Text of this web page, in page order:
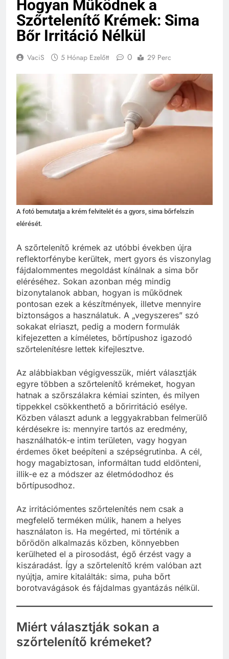
Hogyan Működnek a
Szőrtelenítő Krémek: Sima
Bőr Irritáció Nélkül
VaciS 5 Hónap Ezelőtt 0 29 Perc
A fotó bemutatja a krém felvitelét és a gyors, sima bőrfelszín
elérését.
A szőrtelenítő krémek az utóbbi években újra
reflektorfénybe kerültek, mert gyors és viszonylag
fájdalommentes megoldást kínálnak a sima bőr
eléréséhez. Sokan azonban még mindig
bizonytalanok abban, hogyan is működnek
pontosan ezek a készítmények, illetve mennyire
biztonságos a használatuk. A „vegyszeres” szó
sokakat elriaszt, pedig a modern formulák
kifejezetten a kíméletes, bőrtípushoz igazodó
szőrtelenítésre lettek kifejlesztve.
Az alábbiakban végigvesszük, miért választják
egyre többen a szőrtelenítő krémeket, hogyan
hatnak a szőrszálakra kémiai szinten, és milyen
tippekkel csökkenthető a bőrirritáció esélye.
Közben választ adunk a leggyakrabban felmerülő
kérdésekre is: mennyire tartós az eredmény,
használhatók-e intim területen, vagy hogyan
érdemes őket beépíteni a szépségrutinba. A cél,
hogy magabiztosan, informáltan tudd eldönteni,
illik-e ez a módszer az életmódodhoz és
bőrtípusodhoz.
Az irritációmentes szőrtelenítés nem csak a
megfelelő terméken múlik, hanem a helyes
használaton is. Ha megérted, mi történik a
bőrödön alkalmazás közben, könnyebben
kerülheted el a pirosodást, égő érzést vagy a
kiszáradást. Így a szőrtelenítő krém valóban azt
nyújtja, amire kitalálták: sima, puha bőrt
borotvavágások és fájdalmas gyantázás nélkül.
Miért választják sokan a
szőrtelenítő krémeket?